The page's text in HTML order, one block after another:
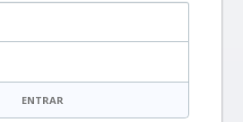
ENTRAR